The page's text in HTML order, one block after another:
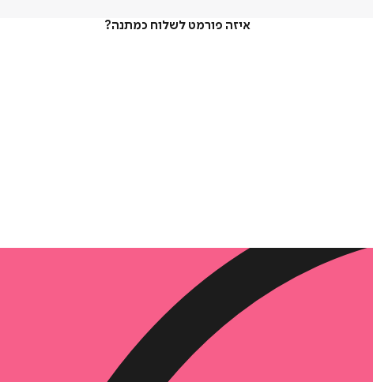
איזה פורמט לשלוח כמתנה?